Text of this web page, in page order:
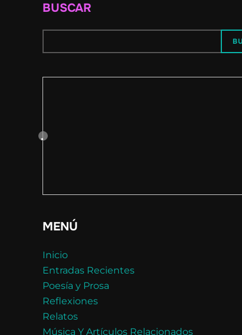
BUSCAR
MENÚ
Inicio
Entradas Recientes
Poesía y Prosa
Reflexiones
Relatos
Música Y Artículos Relacionados